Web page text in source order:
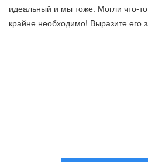
идеальный и мы тоже. Могли что-
крайне необходимо! Выразите его